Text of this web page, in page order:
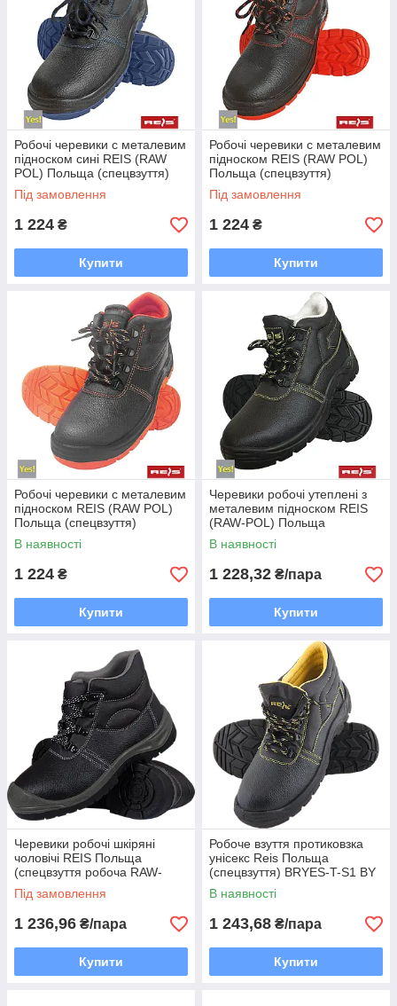
Робочі черевики c металевим
підноском сині REIS (RAW
POL) Польща (спецвзуття)
BRYESK-T-SB BN
Під замовлення
1 224 ₴
Купити
Робочі черевики c металевим
підноском REIS (RAW POL)
Польща (спецвзуття)
BRYESK-T-SB BC
Під замовлення
1 224 ₴
Купити
Робочі черевики c металевим
підноском REIS (RAW POL)
Польща (спецвзуття)
BRYESK-T-SB BP
В наявності
1 224 ₴
Купити
Черевики робочі утеплені з
металевим підноском REIS
(RAW-POL) Польща
(спецвзуття) BRYES-TO-S1
В наявності
1 228,32 ₴/пара
Купити
Черевики робочі шкіряні
чоловічі REIS Польща
(спецвзуття робоча RAW-
POL) BRBRUK
Під замовлення
1 236,96 ₴/пара
Купити
Робоче взуття протиковзка
унісекс Reis Польща
(спецвзуття) BRYES-T-S1 BY
В наявності
1 243,68 ₴/пара
Купити